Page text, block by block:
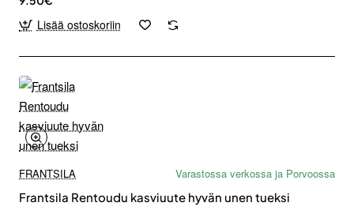
Lisää ostoskoriin
FRANTSILA
Varastossa verkossa ja Porvoossa
Frantsila Rentoudu kasviuute hyvän unen tueksi